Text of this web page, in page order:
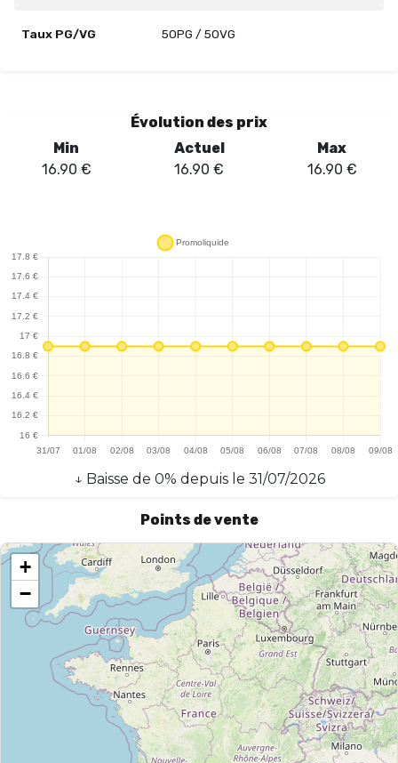
Taux PG/VG 50PG / 50VG
Évolution des prix
Min
16.90 €
Actuel
16.90 €
Max
16.90 €
↓ Baisse de 0% depuis le 31/07/2026
Points de vente
+
−